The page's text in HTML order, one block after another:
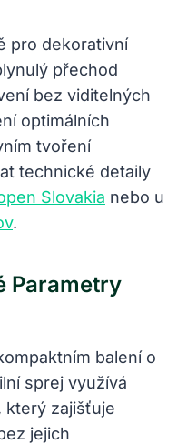
pro dekorativní
přechod
bez viditelných
optimálních
tvoření
technické detaily
Slovakia nebo u
.
Parametry
balení o
sprej využívá
který zajišťuje
jejich